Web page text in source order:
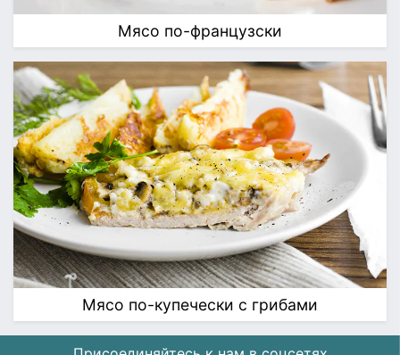
Мясо по-французски
Мясо по-купечески с грибами